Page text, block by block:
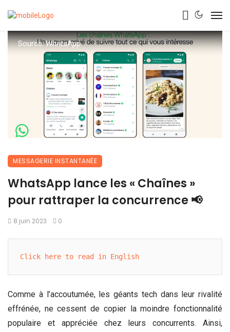
Source: WhatsApp
MESSAGERIE INSTANTANÉE
WhatsApp lance les « Chaînes »
pour rattraper la concurrence 📢
8 juin 2023 0
Click here to read in English
Comme à l’accoutumée, les géants tech dans leur rivalité
effrénée, ne cessent de copier la moindre fonctionnalité
populaire et appréciée chez leurs concurrents. Ainsi,